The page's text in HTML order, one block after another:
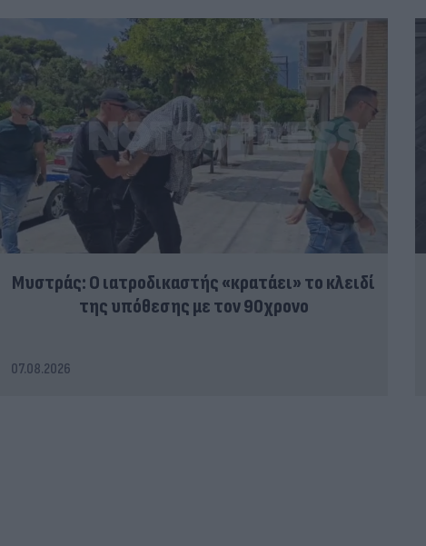
Μυστράς: Ο ιατροδικαστής «κρατάει» το κλειδί
της υπόθεσης με τον 90χρονο
07.08.2026